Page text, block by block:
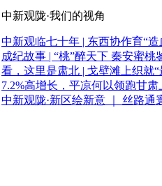
中新观陇·我们的视角
中新观临七十年 | 东西协作育“造
成纪故事 | “桃”醉天下 秦安蜜桃
看，这里是肃北 | 戈壁滩上织就
7.2%高增长，平凉何以领跑甘肃
中新观陇·新区绘新意 ｜ 丝路通